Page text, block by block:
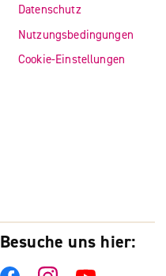
Datenschutz
Nutzungsbedingungen
Cookie-Einstellungen
Besuche uns hier: